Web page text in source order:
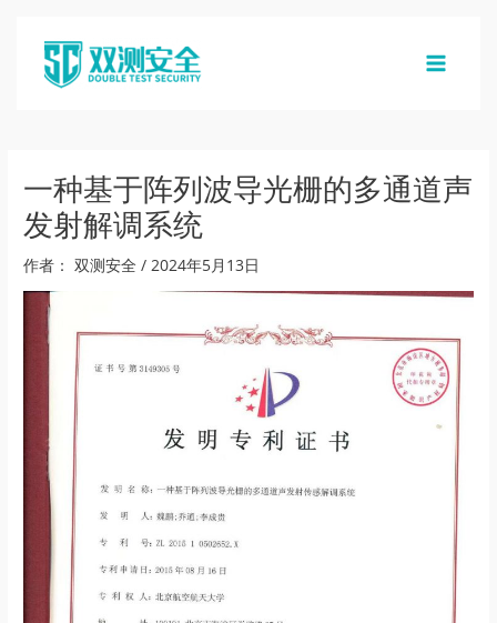
MAIN
一种基于阵列波导光栅的多通道声
发射解调系统
作者： 双测安全/2024年5月13日